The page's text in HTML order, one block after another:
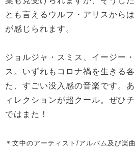
とも言えるウルフ・アリスから
が感じられます。
ジョルジャ・スミス、イージー
ス。いずれもコロナ禍を生きる
た、すごい没入感の音楽です。
ィレクションが超クール。ぜひ
ではまた！
＊文中のアーティスト/アルバム及び楽